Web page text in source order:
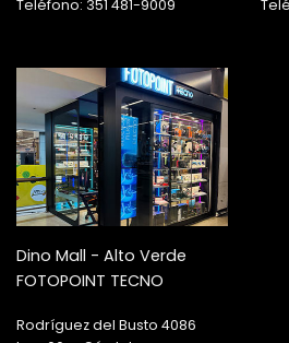
Teléfono: 351 481-9009
Dino Mall - Alto Verde
FOTOPOINT TECNO
Rodríguez del Busto 4086